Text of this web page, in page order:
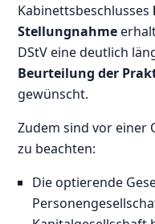
Kabinettsbeschlusses
Stellungnahme
DStV eine deutlich
Beurteilung der
gewünscht.
Zudem sind vor einer
zu beachten:
Die optierende